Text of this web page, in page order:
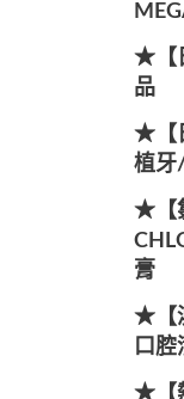
★【
品
★【
植牙
★【
膏
★【
口腔
★【